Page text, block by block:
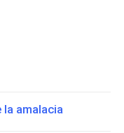
amalacia